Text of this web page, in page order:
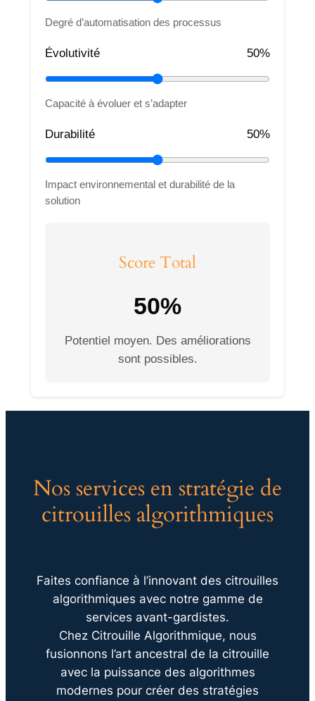
Degré d’automatisation des processus
Évolutivité 50%
Capacité à évoluer et s’adapter
Durabilité 50%
Impact environnemental et durabilité de la
solution
Score Total
50%
Potentiel moyen. Des améliorations
sont possibles.
Nos services en stratégie de
citrouilles algorithmiques
Faites confiance à l’innovant des citrouilles
algorithmiques avec notre gamme de
services avant-gardistes.
Chez Citrouille Algorithmique, nous
fusionnons l’art ancestral de la citrouille
avec la puissance des algorithmes
modernes pour créer des stratégies